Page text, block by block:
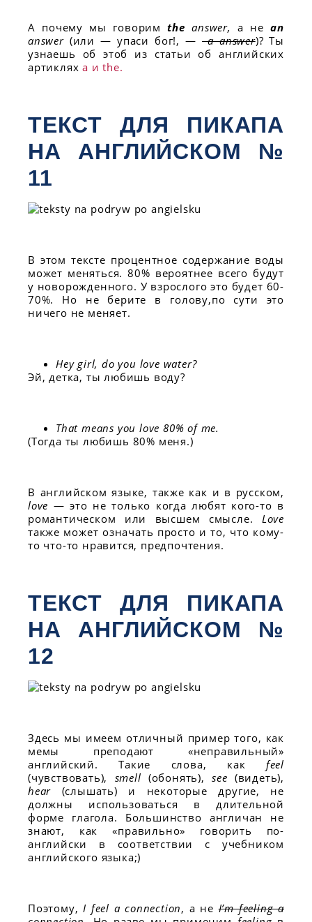
А почему мы говоримthe answer, а неan
answer(или — упаси бог!, — a answer)? Ты
узнаешь об этоб из статьи об английских
артиклях a и the.
ТЕКСТ ДЛЯ ПИКАПА
НА АНГЛИЙСКОМ №
11
В этом тексте процентное содержание воды
может меняться. 80% вероятнее всего будут
у новорожденного. У взрослого это будет 60-
70%. Но не берите в голову,по сути это
ничего не меняет.
Hey girl, do you love water?
Эй, детка, ты любишь воду?
That means you love 80% of me.
(Тогда ты любишь 80% меня.)
В английском языке, также как и в русском,
love — это не только когда любят кого-то в
романтическом или высшем смысле. Love
также может означать просто и то, что кому-
то что-то нравится, предпочтения.
ТЕКСТ ДЛЯ ПИКАПА
НА АНГЛИЙСКОМ №
12
Здесь мы имеем отличный пример того, как
мемы преподают «неправильный»
английский. Такие слова, как feel
(чувствовать), smell (обонять),see (видеть),
hear (слышать) и некоторые другие, не
должны использоваться в длительной
форме глагола. Большинство англичан не
знают, как «правильно» говорить по-
английски в соответствии с учебником
английского языка;)
Поэтому, I feel a connection, а неI’m feeling a